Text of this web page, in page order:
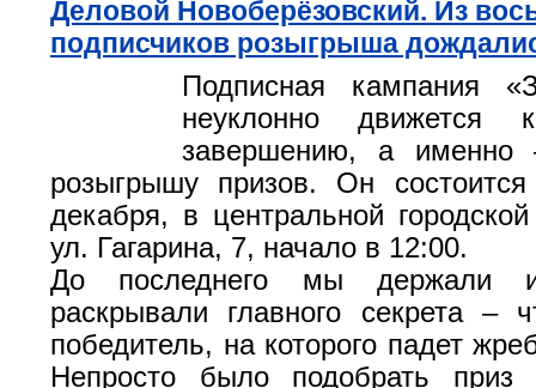
Деловой Новоберёзовский. Из
подписчиков розыгрыша
Подписная кампания
неуклонно движется
завершению, а именно
розыгрышу призов. Он
декабря, в центральной
ул. Гагарина, 7, начало в 12:00.
До последнего мы держали
раскрывали главного секрета –
победитель, на которого падет
Непросто было подобрать приз